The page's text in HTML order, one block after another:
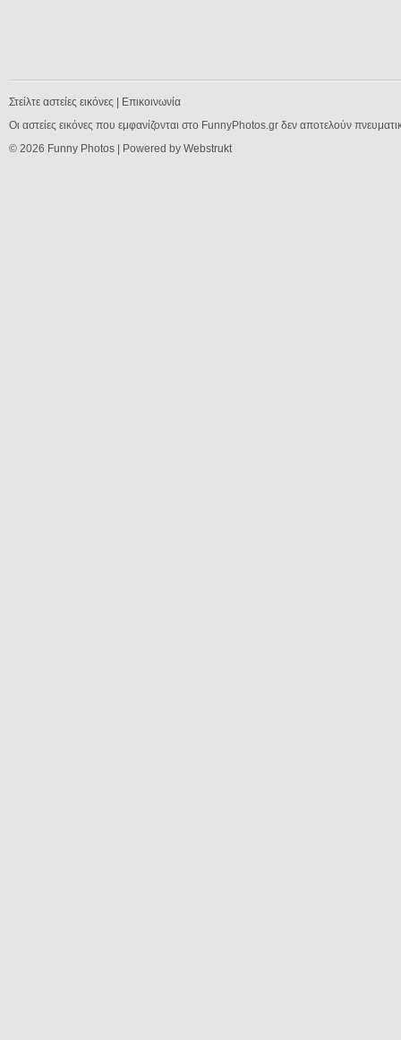
Στείλτε αστείες εικόνες
Επικοινωνία
Οι αστείες εικόνες που εμφανίζονται στο FunnyPhotos.gr δεν αποτελούν
© 2026 Funny Photos | Powered by Webstrukt